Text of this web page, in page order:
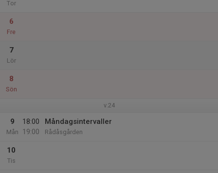
Tor
6
Fre
7
Lör
8
Sön
v.24
9
Mån
18:00
19:00
Måndagsintervaller
Rådåsgården
10
Tis